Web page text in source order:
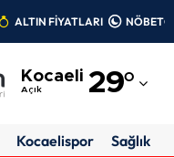
ALTIN FİYATLARI
Kocaeli
Açık 29°
Adıyaman
Kocaelispor Sağlık